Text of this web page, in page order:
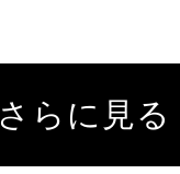
さらに見る